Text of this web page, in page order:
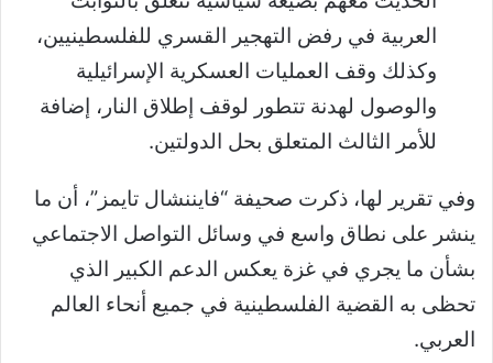
العربية في رفض التهجير القسري للفلسطينيين،
وكذلك وقف العمليات العسكرية الإسرائيلية
والوصول لهدنة تتطور لوقف إطلاق النار، إضافة
للأمر الثالث المتعلق بحل الدولتين.
وفي تقرير لها، ذكرت صحيفة “فايننشال تايمز”، أن ما
ينشر على نطاق واسع في وسائل التواصل الاجتماعي
بشأن ما يجري في غزة يعكس الدعم الكبير الذي
تحظى به القضية الفلسطينية في جميع أنحاء العالم
العربي.